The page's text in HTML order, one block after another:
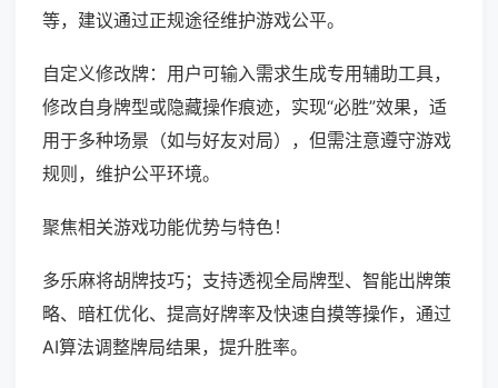
等，建议通过正规途径维护游戏公平。
自定义修改牌：用户可输入需求生成专用辅助工具，
修改自身牌型或隐藏操作痕迹，实现“必胜”效果，适
用于多种场景（如与好友对局），但需注意遵守游戏
规则，维护公平环境。
聚焦相关游戏功能优势与特色！
多乐麻将胡牌技巧；支持透视全局牌型、智能出牌策
略、暗杠优化、提高好牌率及快速自摸等操作，通过
AI算法调整牌局结果，提升胜率。